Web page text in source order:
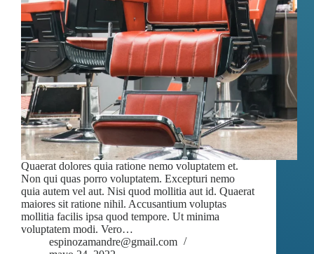
Quaerat dolores quia ratione nemo voluptatem et.
Non qui quas porro voluptatem. Excepturi nemo
quia autem vel aut. Nisi quod mollitia aut id. Quaerat
maiores sit ratione nihil. Accusantium voluptas
mollitia facilis ipsa quod tempore. Ut minima
voluptatem modi. Vero…
espinozamandre@gmail.com